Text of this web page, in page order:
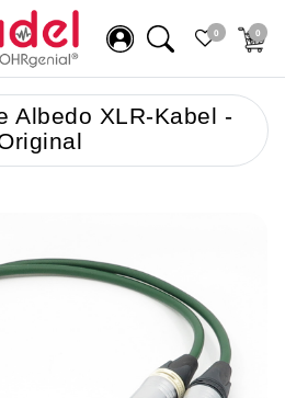
0 0
Albedo XLR-Kabel -